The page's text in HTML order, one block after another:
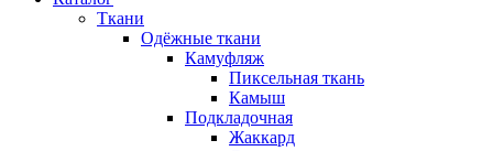
Ткани
Одёжные ткани
Камуфляж
Пиксельная ткань
Камыш
Подкладочная
Жаккард